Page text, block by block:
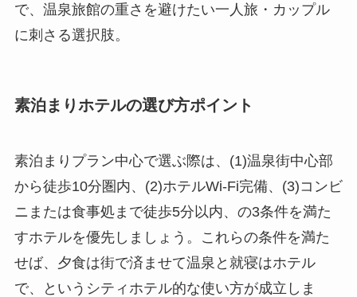
で、温泉旅館の重さを避けたい一人旅・カップル
に刺さる選択肢。
素泊まりホテルの選び方ポイント
素泊まりプラン中心で選ぶ際は、(1)温泉街中心部
から徒歩10分圏内、(2)ホテルWi-Fi完備、(3)コンビ
ニまたは食事処まで徒歩5分以内、の3条件を満た
すホテルを優先しましょう。これらの条件を満た
せば、夕食は街で済ませて温泉と就寝はホテル
で、というシティホテル的な使い方が成立しま